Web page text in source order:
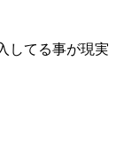
してる事が現実